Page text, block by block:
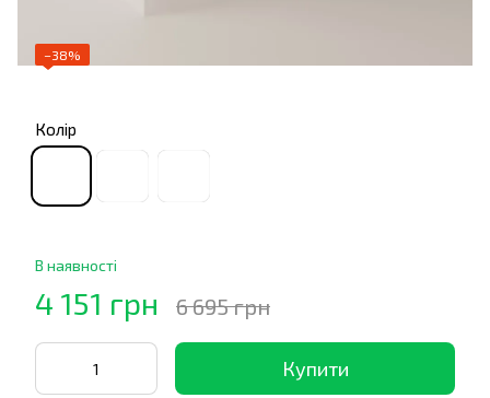
−38%
Колір
В наявності
4 151 грн 6 695 грн
Купити